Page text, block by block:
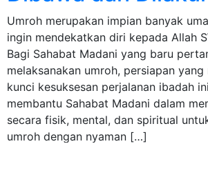
Umroh merupakan impian banyak
ingin mendekatkan diri kepada Allah
Bagi Sahabat Madani yang baru
melaksanakan umroh, persiapan
kunci kesuksesan perjalanan ibadah
membantu Sahabat Madani dalam
secara fisik, mental, dan spiritual
umroh dengan nyaman […]